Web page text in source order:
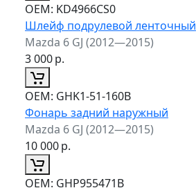
ОЕМ: KD4966CS0
Шлейф подрулевой ленточный
Mazda 6 GJ (2012—2015)
3 000р.
ОЕМ: GHK1-51-160B
Фонарь задний наружный
Mazda 6 GJ (2012—2015)
10 000р.
ОЕМ: GHP955471B